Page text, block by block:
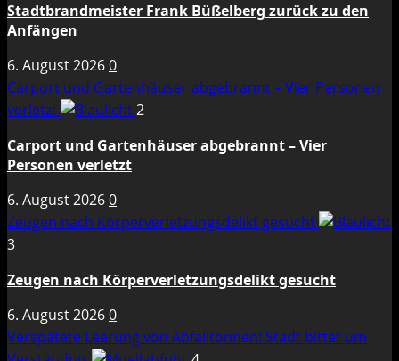
Stadtbrandmeister Frank Büßelberg zurück zu den
Anfängen
6. August 20260
Carport und Gartenhäuser abgebrannt – Vier Personen
verletzt
2
Carport und Gartenhäuser abgebrannt – Vier
Personen verletzt
6. August 20260
Zeugen nach Körperverletzungsdelikt gesucht
3
Zeugen nach Körperverletzungsdelikt gesucht
6. August 20260
Verspätete Leerung von Abfalltonnen: Stadt bittet um